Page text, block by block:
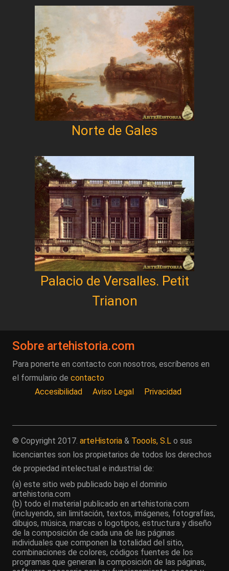
Norte de Gales
Palacio de Versalles. Petit
Trianon
Sobre artehistoria.com
Para ponerte en contacto con nosotros, escríbenos en
el formulario de contacto
Accesibilidad
Aviso Legal Privacidad
© Copyright 2017. arteHistoria & Toools, S.L o sus
licenciantes son los propietarios de todos los derechos
de propiedad intelectual e industrial de:
(a) este sitio web publicado bajo el dominio
artehistoria.com
(b) todo el material publicado en artehistoria.com
(incluyendo, sin limitación, textos, imágenes, fotografías,
dibujos, música, marcas o logotipos, estructura y diseño
de la composición de cada una de las páginas
individuales que componen la totalidad del sitio,
combinaciones de colores, códigos fuentes de los
programas que generan la composición de las páginas,